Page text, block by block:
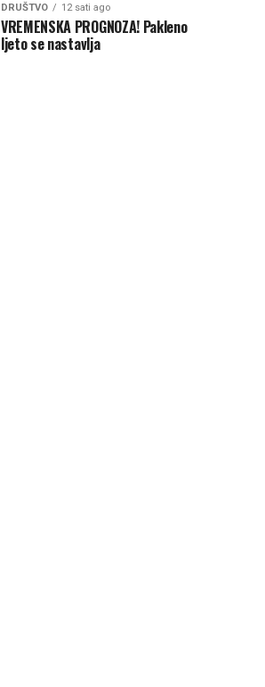
DRUŠTVO 12 sati ago
VREMENSKA PROGNOZA! Pakleno
ljeto se nastavlja